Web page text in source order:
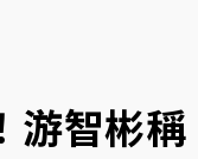
游智彬